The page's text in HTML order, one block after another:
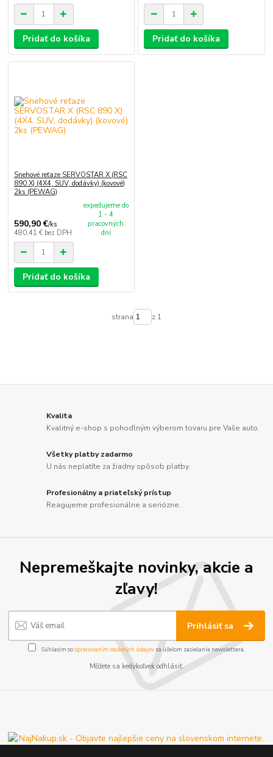
Pridať do košíka Pridať do košíka
Snehové reťaze SERVOSTAR X (RSC
890 X) (4X4, SUV, dodávky) (kovové)
2ks (PEWAG)
590,90 €/ks
480,41 € bez DPH
expedujeme do
1 - 4
pracovných
dní
Pridať do košíka
strana z 1
Kvalita
Kvalitný e-shop s pohodlným výberom tovaru pre Vaše auto.
Všetky platby zadarmo
U nás neplatíte za žiadny spôsob platby.
Profesionálny a priateľský prístup
Reagujeme profesionálne a seriózne.
Nepremeškajte novinky, akcie a
zľavy!
Prihlásiť sa
Súhlasím sospracovaním osobných údajov za účelom zasielania newslettera.
Môžete sa kedykoľvek odhlásiť.